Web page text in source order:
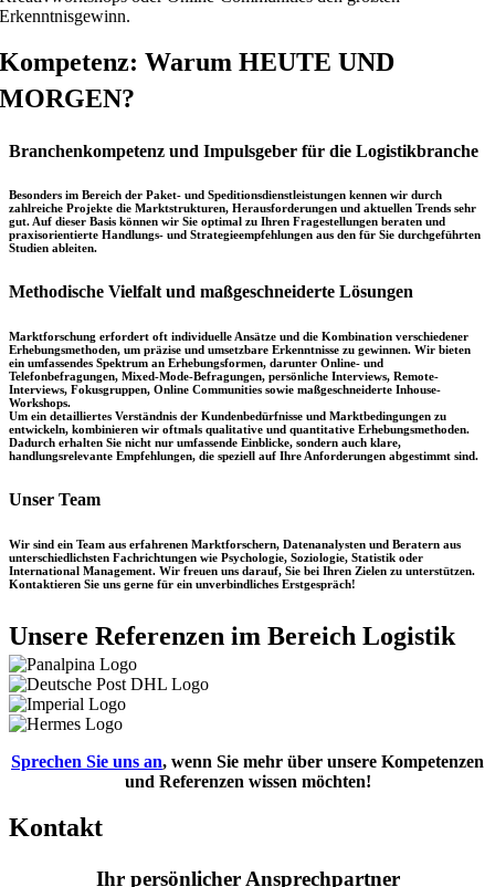
Erkenntnisgewinn.
Kompetenz: Warum HEUTE UND
MORGEN?
Branchenkompetenz und Impulsgeber für die Logistikbranche
Besonders im Bereich der Paket- und Speditionsdienstleistungen kennen wir durch
zahlreiche Projekte die Marktstrukturen, Herausforderungen und aktuellen Trends sehr
gut. Auf dieser Basis können wir Sie optimal zu Ihren Fragestellungen beraten und
praxisorientierte Handlungs- und Strategieempfehlungen aus den für Sie durchgeführten
Studien ableiten.
Methodische Vielfalt und maßgeschneiderte Lösungen
Marktforschung erfordert oft individuelle Ansätze und die Kombination verschiedener
Erhebungsmethoden, um präzise und umsetzbare Erkenntnisse zu gewinnen. Wir bieten
ein umfassendes Spektrum an Erhebungsformen, darunter Online- und
Telefonbefragungen, Mixed-Mode-Befragungen, persönliche Interviews, Remote-
Interviews, Fokusgruppen, Online Communities sowie maßgeschneiderte Inhouse-
Workshops.
Um ein detailliertes Verständnis der Kundenbedürfnisse und Marktbedingungen zu
entwickeln, kombinieren wir oftmals qualitative und quantitative Erhebungsmethoden.
Dadurch erhalten Sie nicht nur umfassende Einblicke, sondern auch klare,
handlungsrelevante Empfehlungen, die speziell auf Ihre Anforderungen abgestimmt sind.
Unser Team
Wir sind ein Team aus erfahrenen Marktforschern, Datenanalysten und Beratern aus
unterschiedlichsten Fachrichtungen wie Psychologie, Soziologie, Statistik oder
International Management. Wir freuen uns darauf, Sie bei Ihren Zielen zu unterstützen.
Kontaktieren Sie uns gerne für ein unverbindliches Erstgespräch!
Unsere Referenzen im Bereich Logistik
Sprechen Sie uns an, wenn Sie mehr über unsere Kompetenzen
und Referenzen wissen möchten!
Kontakt
Ihr persönlicher Ansprechpartner